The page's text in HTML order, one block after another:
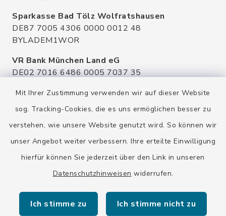
Mit Ihrer Zustimmung verwenden wir auf dieser Website
sog. Tracking-Cookies, die es uns ermöglichen besser zu
verstehen, wie unsere Website genutzt wird. So können wir
unser Angebot weiter verbessern. Ihre erteilte Einwilligung
hierfür können Sie jederzeit über den Link in unseren
Datenschutzhinweisen widerrufen.
Ich stimme zu Ich stimme nicht zu
Sparkasse Bad Tölz Wolfratshausen
DE87 7005 4306 0000 0012 48
BYLADEM1WOR
VR Bank München Land eG
DE02 7016 6486 0005 7037 35
Raiffeisenbank Isar Loisachtal eG
DE92 7016 9543 0001 0005 00
GENODEF1HHS
HypoVereinsbank
DE20 7002 0270 3630 1010 09
HYVEDEMMXXX